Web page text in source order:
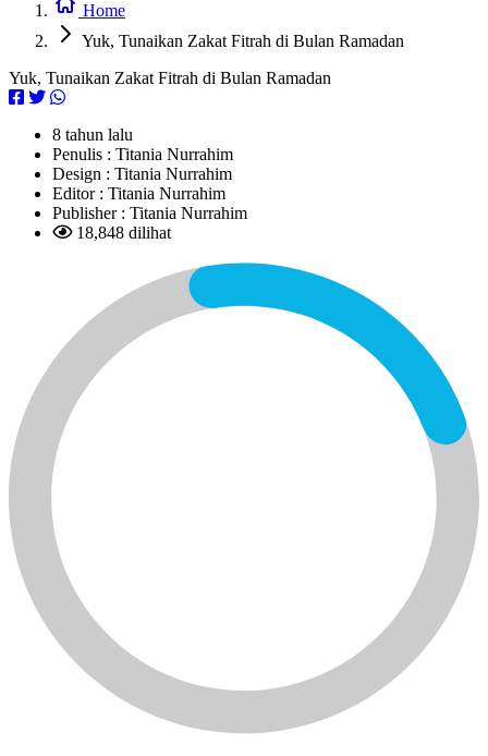
Home
Yuk, Tunaikan Zakat Fitrah di Bulan Ramadan
Yuk, Tunaikan Zakat Fitrah di Bulan Ramadan
8 tahun lalu
Penulis : Titania Nurrahim
Design : Titania Nurrahim
Editor : Titania Nurrahim
Publisher : Titania Nurrahim
18,848 dilihat